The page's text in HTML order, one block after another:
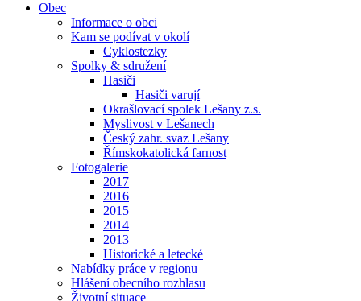
Obec
Informace o obci
Kam se podívat v okolí
Cyklostezky
Spolky & sdružení
Hasiči
Hasiči varují
Okrašlovací spolek Lešany z.s.
Myslivost v Lešanech
Český zahr. svaz Lešany
Římskokatolická farnost
Fotogalerie
2017
2016
2015
2014
2013
Historické a letecké
Nabídky práce v regionu
Hlášení obecního rozhlasu
Životní situace